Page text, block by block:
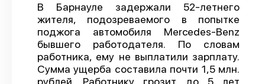
Карта событий
Трудовые конфликты
Отчеты
Предложить публикацию
В Барнауле задержали 52-летнего
жителя, подозреваемого в попытке
поджога автомобиля Mercedes-Benz
бывшего работодателя. По словам
работника, ему не выплатили зарплату.
Сумма ущерба составила почти 1,5 млн.
рублей. Работнику грозит до 5 лет